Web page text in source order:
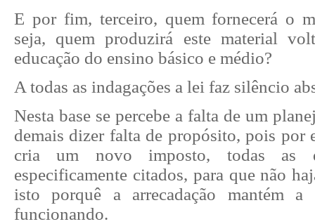
E por fim, terceiro, quem fornecerá o
seja, quem produzirá este material
educação do ensino básico e médio?
A todas as indagações a lei faz silêncio
Nesta base se percebe a falta de um
demais dizer falta de propósito, pois por
cria um novo imposto, todas as
especificamente citados, para que não
isto porquê a arrecadação mantém a
funcionando.